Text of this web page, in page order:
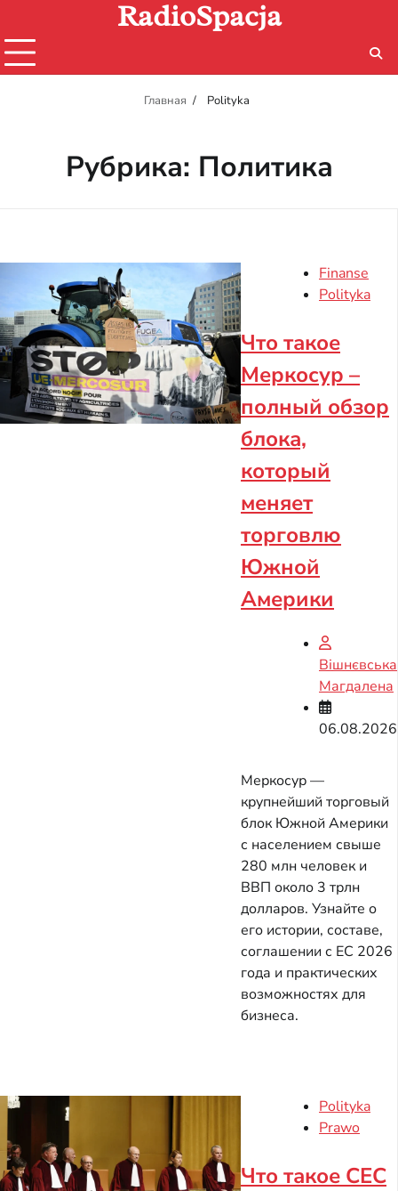
содержимому
RadioSpacja
Главная Polityka
Рубрика: Политика
Finanse
Polityka
Что такое
Меркосур –
полный обзор
блока,
который
меняет
торговлю
Южной
Америки
Вішнєвська
Магдалена
06.08.2026
Меркосур —
крупнейший торговый
блок Южной Америки
с населением свыше
280 млн человек и
ВВП около 3 трлн
долларов. Узнайте о
его истории, составе,
соглашении с ЕС 2026
года и практических
возможностях для
бизнеса.
Polityka
Prawo
Что такое СЕС